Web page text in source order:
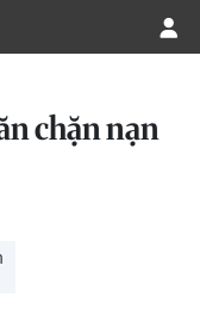
chặn nạn